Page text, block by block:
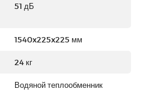
51 дБ
1540x225x225 мм
24 кг
Водяной теплообменник